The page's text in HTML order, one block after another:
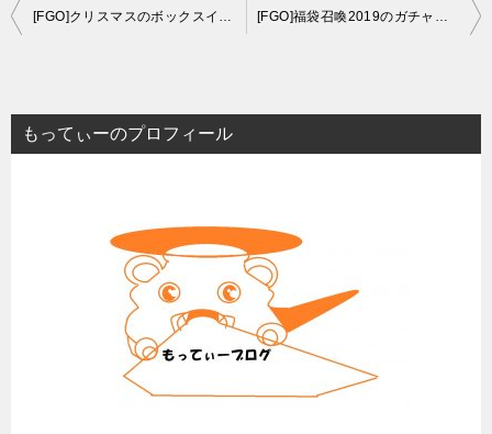
投
ビ
ゲ
[FGO]クリスマスのボックスイベ（サンバ）で126箱開けた感想 [FGO]福袋召喚2019のガチャ結果感想と運勢
もってぃーのプロフィール